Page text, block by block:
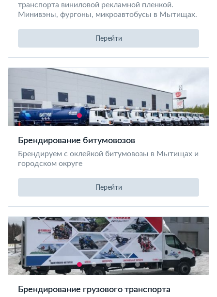
транспорта виниловой рекламной пленкой.
Минивэны, фургоны, микроавтобусы в Мытищах.
Перейти
Брендирование битумовозов
Брендируем с оклейкой битумовозы в Мытищах и
городском округе
Перейти
Брендирование грузового транспорта